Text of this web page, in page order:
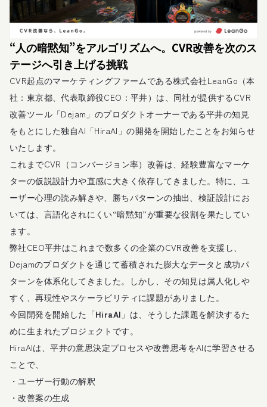
“人の暗黙知”をアルゴリズムへ。CVR改善を次のス
テージへ引き上げる挑戦
CVR起点のマーケティングファームである株式会社LeanGo（本
社：東京都、代表取締役CEO：平井）は、同社が提供するCVR
改善ツール「Dejam」のプロダクトオーナーである平井の知見
をもとにした独自AI「HiraAI」の開発を開始したことをお知らせ
いたします。
これまでCVR（コンバージョン率）改善は、経験豊富なマーケ
ターの仮説設計力や直感に大きく依存してきました。特に、ユ
ーザー心理の読み解きや、勝ちパターンの抽出、検証設計にお
いては、言語化されにくい“暗黙知”が重要な役割を果たしてい
ます。
弊社CEO平井はこれまで数多くの企業のCVR改善を支援し、
Dejamのプロダクトを通じて蓄積された膨大なデータと成功パ
ターンを体系化してきました。しかし、その知見は属人化しや
すく、再現性やスケーラビリティに課題がありました。
今回開発を開始した「HiraAI 」は、そうした課題を解決するた
めに生まれたプロジェクトです。
HiraAIは、平井の意思決定プロセスや改善思考をAIに学習させる
ことで、
・ユーザー行動の解釈
・改善案の生成